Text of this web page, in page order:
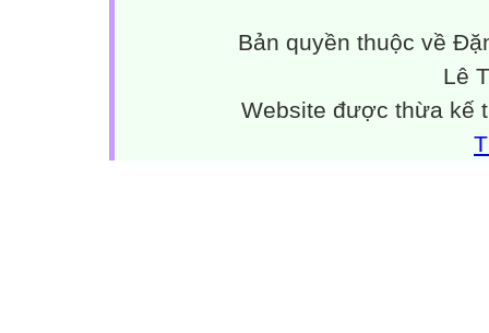
Bản quyền thuộc về
Lê
Website được thừa kế